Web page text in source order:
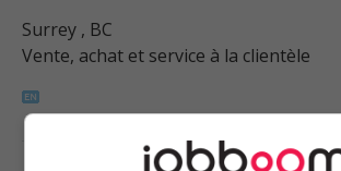
Surrey , BC
Vente, achat et service à la clientèle